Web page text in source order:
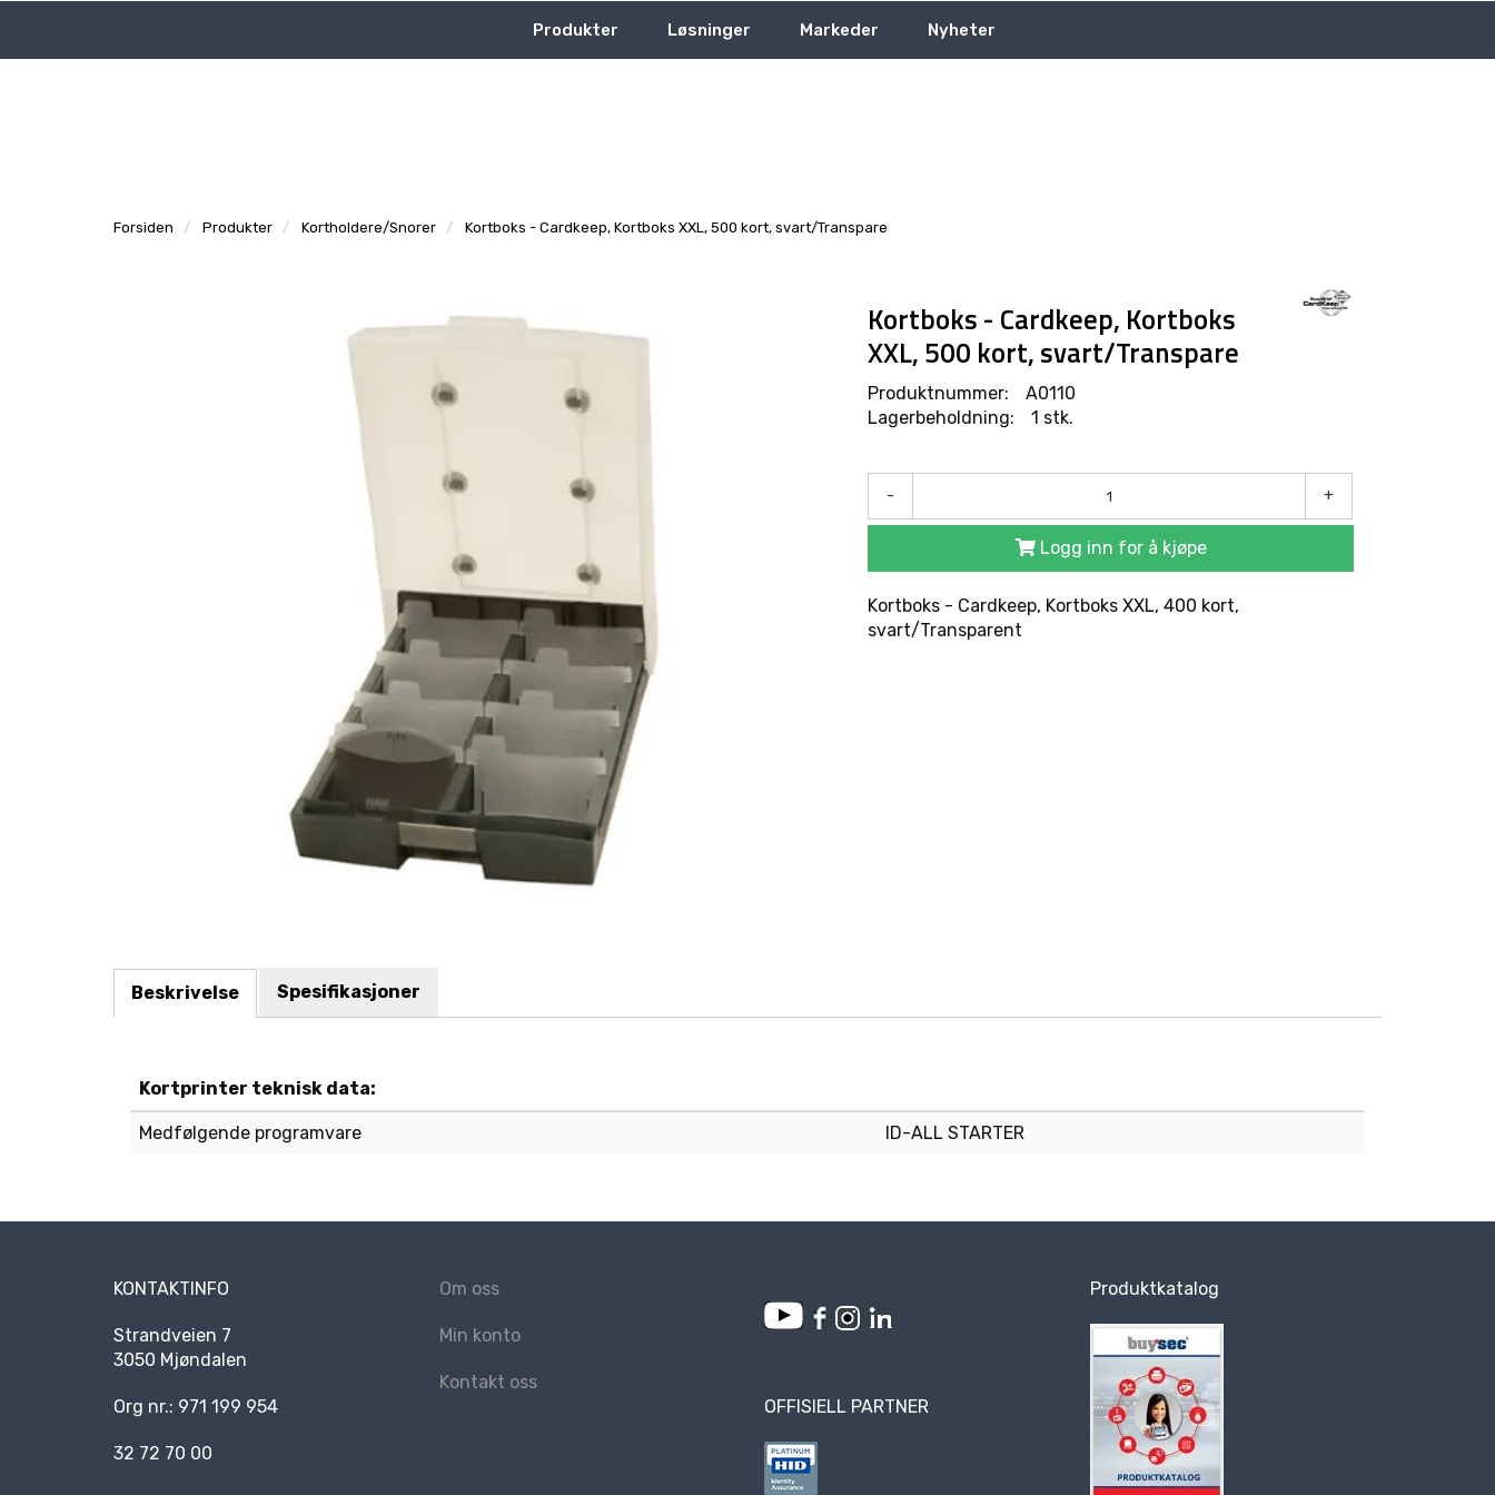
Produkter Løsninger Markeder Nyheter
Forsiden Produkter Kortholdere/Snorer Kortboks - Cardkeep, Kortboks XXL, 500 kort, svart/Transpare
Kortboks - Cardkeep, Kortboks
XXL, 500 kort, svart/Transpare
Produktnummer:
A0110
Lagerbeholdning:
1 stk.
- +
Logg inn for å kjøpe
Kortboks - Cardkeep, Kortboks XXL, 400 kort,
svart/Transparent
Beskrivelse Spesifikasjoner
Kortprinter teknisk data:
Medfølgende programvare ID-ALL STARTER
KONTAKTINFO
Strandveien 7
3050 Mjøndalen
Org nr.: 971 199 954
32 72 70 00
Om oss
Min konto
Kontakt oss
OFFISIELL PARTNER
Produktkatalog